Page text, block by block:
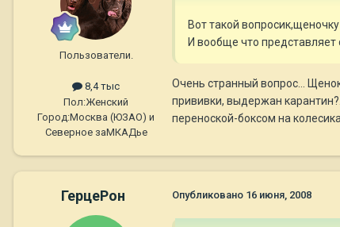
Пользователи.
8,4 тыс
Пол:Женский
Город:Москва (ЮЗАО) и
Северное заМКАДье
Вот такой
И вообще что представляет
Очень странный вопрос...
прививки, выдержан
переноской-боксом на
ГерцеРон Опубликовано 16 июня, 2008